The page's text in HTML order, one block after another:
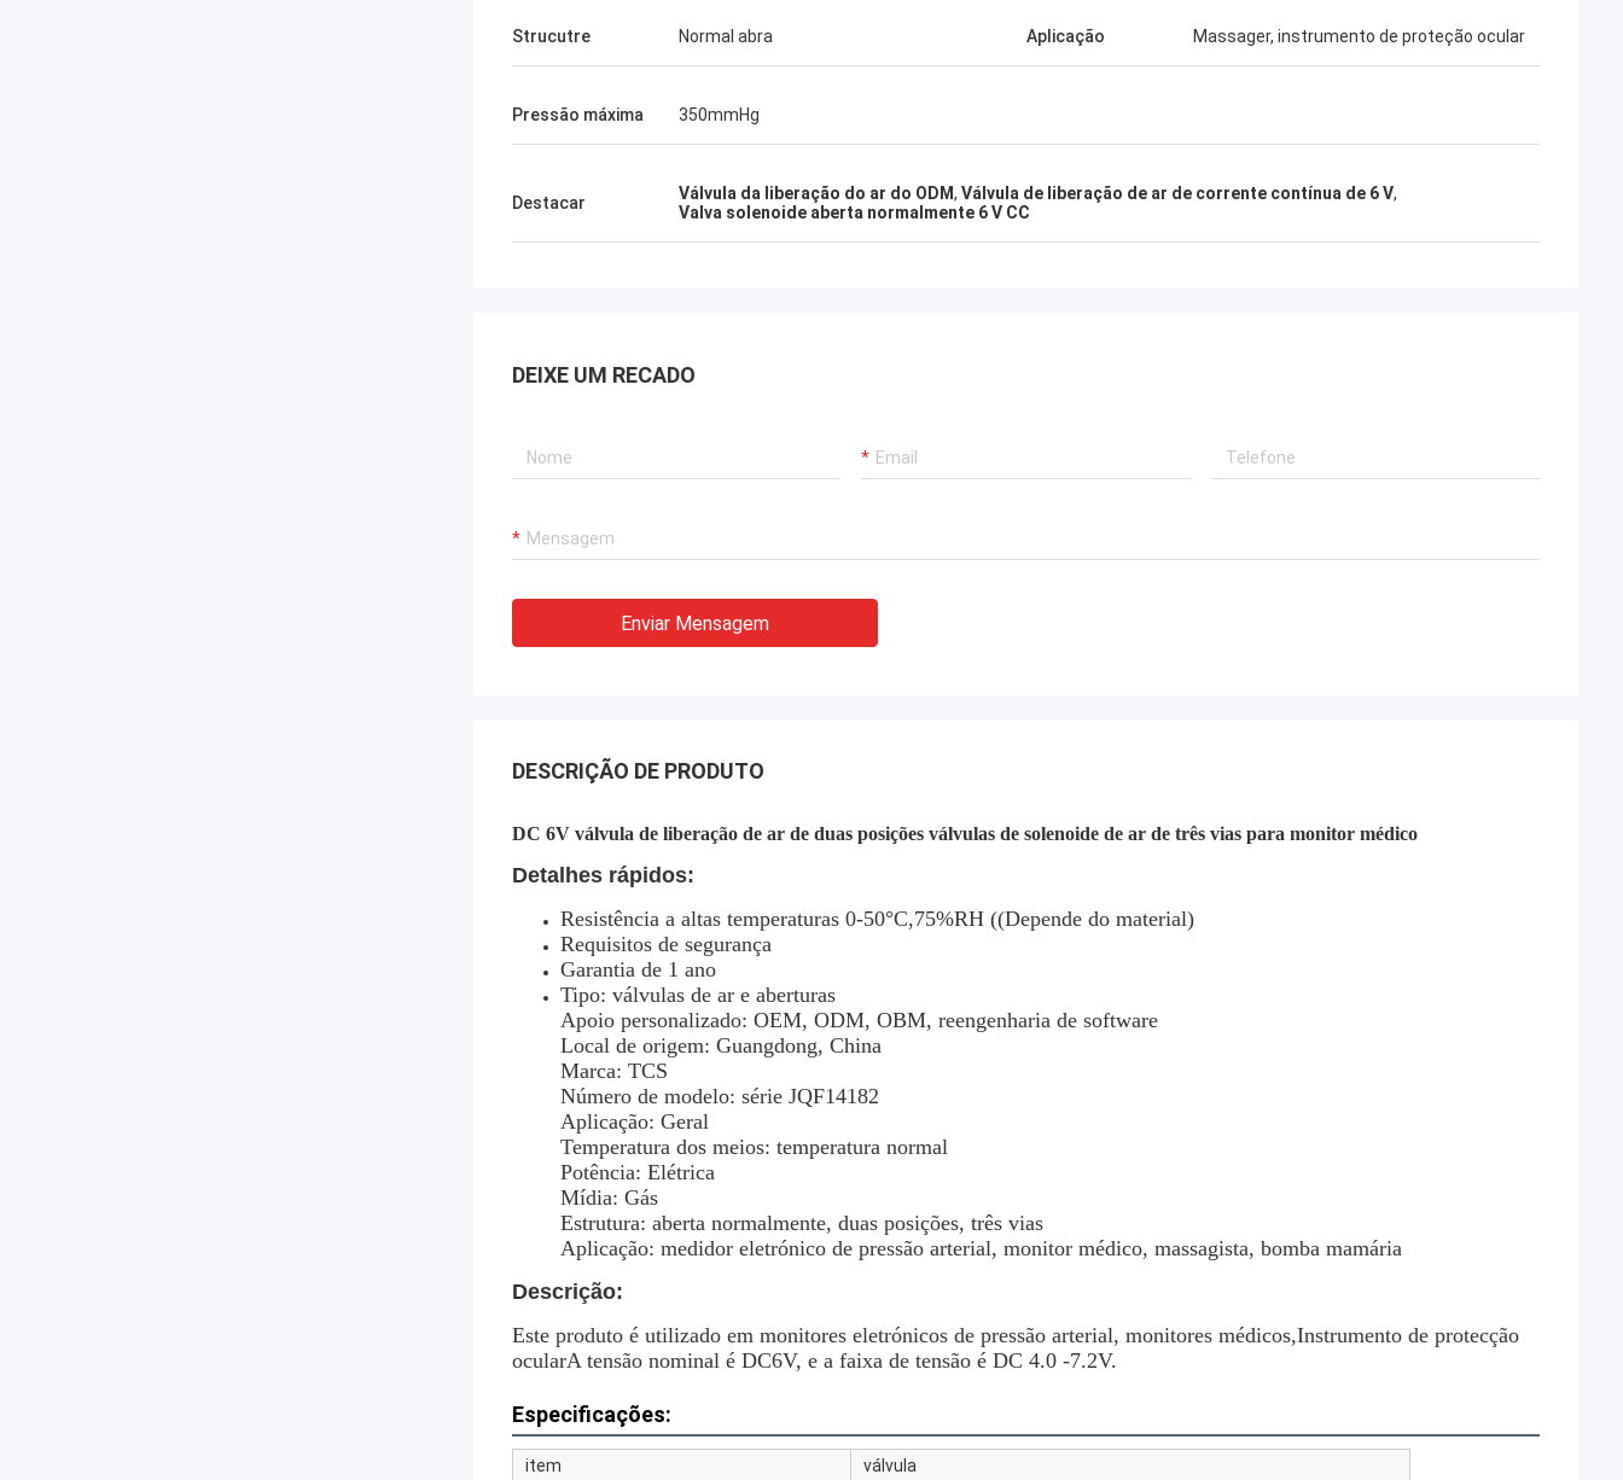
Strucutre Normal abra Aplicação Massager, instrumento de proteção ocular
Pressão máxima 350mmHg
Destacar Válvula da liberação do ar do ODM, Válvula de liberação de ar de corrente contínua de 6 V,
Valva solenoide aberta normalmente 6 V CC
DEIXE UM RECADO
Enviar Mensagem
DESCRIÇÃO DE PRODUTO
DC 6V válvula de liberação de ar de duas posições válvulas de solenoide de ar de três vias para monitor médico
Detalhes rápidos:
Resistência a altas temperaturas 0-50°C,75%RH ((Depende do material)
Requisitos de segurança
Garantia de 1 ano
Tipo: válvulas de ar e aberturas
Apoio personalizado: OEM, ODM, OBM, reengenharia de software
Local de origem: Guangdong, China
Marca: TCS
Número de modelo: série JQF14182
Aplicação: Geral
Temperatura dos meios: temperatura normal
Potência: Elétrica
Mídia: Gás
Estrutura: aberta normalmente, duas posições, três vias
Aplicação: medidor eletrónico de pressão arterial, monitor médico, massagista, bomba mamária
Descrição:
Este produto é utilizado em monitores eletrónicos de pressão arterial, monitores médicos,Instrumento de protecção
ocularA tensão nominal é DC6V, e a faixa de tensão é DC 4.0 -7.2V.
Especificações:
item
válvula